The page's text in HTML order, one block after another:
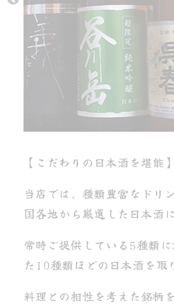
【こだわりの日本酒を堪能】
当店では、種類豊富なドリ
国各地から厳選した日本酒
常時ご提供している5種類
た10種類ほどの日本酒を取
料理との相性を考えた銘柄